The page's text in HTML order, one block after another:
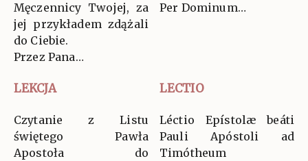
Męczennicy Twojej, za
jej przykładem zdążali
do Ciebie.
Przez Pana…
Per Dominum…
LEKCJA LECTIO
Czytanie z Listu
świętego Pawła
Apostoła do
Léctio Epístolæ beáti
Pauli Apóstoli ad
Timótheum